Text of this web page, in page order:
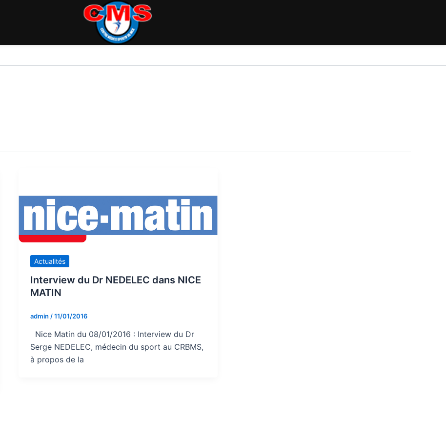
Actualités
Interview du Dr NEDELEC dans NICE
MATIN
admin /11/01/2016
Nice Matin du 08/01/2016 : Interview du Dr
Serge NEDELEC, médecin du sport au CRBMS,
à propos de la